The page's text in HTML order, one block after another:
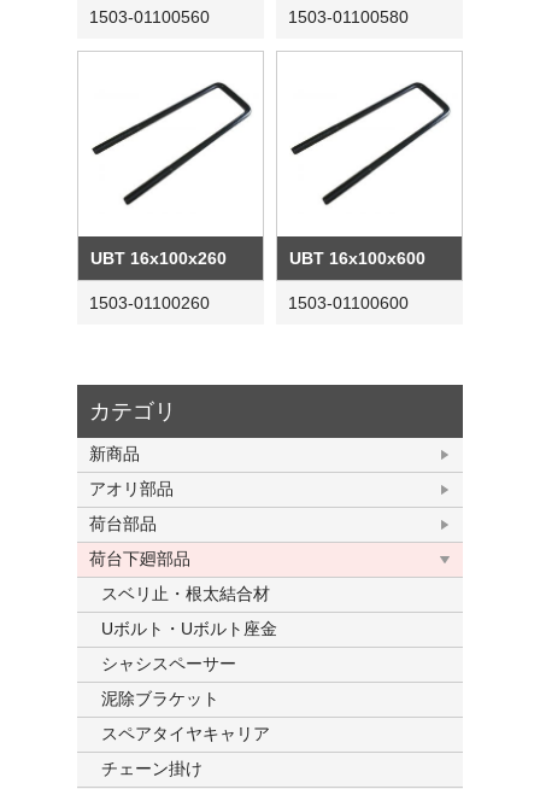
カテゴリ
新商品
アオリ部品
荷台部品
荷台下廻部品
スベリ止・根太結合材
Uボルト・Uボルト座金
シャシスペーサー
泥除ブラケット
スペアタイヤキャリア
チェーン掛け
1503-01100560 1503-01100580
UBT 16x100x260
1503-01100260
UBT 16x100x600
1503-01100600